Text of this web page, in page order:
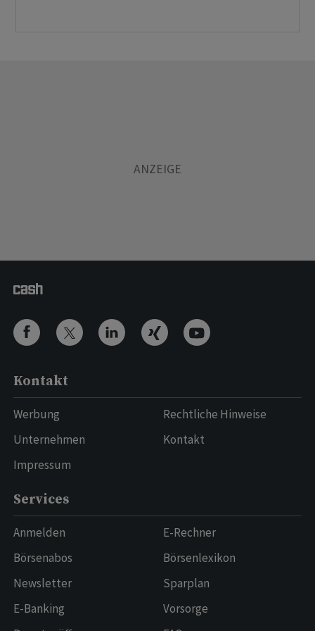
Kontakt
Werbung
Unternehmen
Impressum
Rechtliche Hinweise
Kontakt
Services
Anmelden
Börsenabos
Newsletter
E-Banking
E-Rechner
Börsenlexikon
Sparplan
Vorsorge